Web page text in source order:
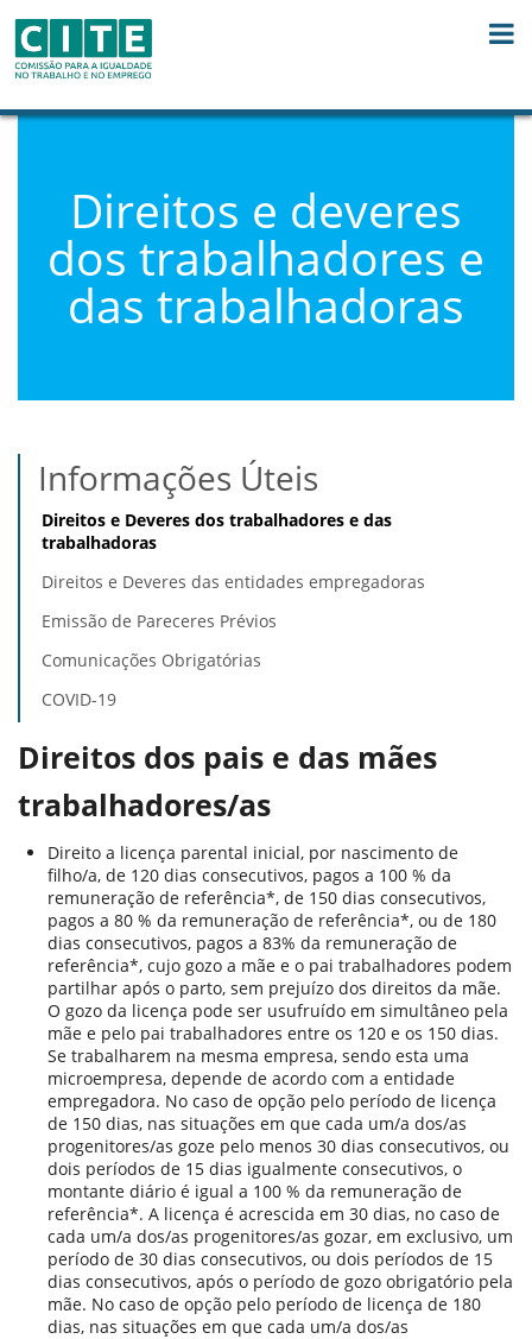
Direitos e deveres
dos trabalhadores e
das trabalhadoras
Informações Úteis
Direitos e Deveres dos trabalhadores e das
trabalhadoras
Direitos e Deveres das entidades empregadoras
Emissão de Pareceres Prévios
Comunicações Obrigatórias
COVID-19
Direitos dos pais e das mães
trabalhadores/as
Direito a licença parental inicial, por nascimento de
filho/a, de 120 dias consecutivos, pagos a 100 % da
remuneração de referência*, de 150 dias consecutivos,
pagos a 80 % da remuneração de referência*, ou de 180
dias consecutivos, pagos a 83% da remuneração de
referência*, cujo gozo a mãe e o pai trabalhadores podem
partilhar após o parto, sem prejuízo dos direitos da mãe.
O gozo da licença pode ser usufruído em simultâneo pela
mãe e pelo pai trabalhadores entre os 120 e os 150 dias.
Se trabalharem na mesma empresa, sendo esta uma
microempresa, depende de acordo com a entidade
empregadora. No caso de opção pelo período de licença
de 150 dias, nas situações em que cada um/a dos/as
progenitores/as goze pelo menos 30 dias consecutivos, ou
dois períodos de 15 dias igualmente consecutivos, o
montante diário é igual a 100 % da remuneração de
referência*. A licença é acrescida em 30 dias, no caso de
cada um/a dos/as progenitores/as gozar, em exclusivo, um
período de 30 dias consecutivos, ou dois períodos de 15
dias consecutivos, após o período de gozo obrigatório pela
mãe. No caso de opção pelo período de licença de 180
dias, nas situações em que cada um/a dos/as